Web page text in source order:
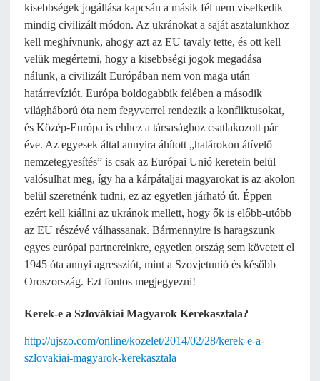
kisebbségek jogállása kapcsán a másik fél nem viselkedik
mindig civilizált módon. Az ukránokat a saját asztalunkhoz
kell meghívnunk, ahogy azt az EU tavaly tette, és ott kell
velük megértetni, hogy a kisebbségi jogok megadása
nálunk, a civilizált Európában nem von maga után
határrevíziót. Európa boldogabbik felében a második
világháború óta nem fegyverrel rendezik a konfliktusokat,
és Közép-Európa is ehhez a társasághoz csatlakozott pár
éve. Az egyesek által annyira áhított „határokon átívelő
nemzetegyesítés” is csak az Európai Unió keretein belül
valósulhat meg, így ha a kárpátaljai magyarokat is az akolon
belül szeretnénk tudni, ez az egyetlen járható út. Éppen
ezért kell kiállni az ukránok mellett, hogy ők is előbb-utóbb
az EU részévé válhassanak. Bármennyire is haragszunk
egyes európai partnereinkre, egyetlen ország sem követett el
1945 óta annyi agressziót, mint a Szovjetunió és később
Oroszország. Ezt fontos megjegyezni!
Kerek-e a Szlovákiai Magyarok Kerekasztala?
http://ujszo.com/online/kozelet/2014/02/28/kerek-e-a-
szlovakiai-magyarok-kerekasztala